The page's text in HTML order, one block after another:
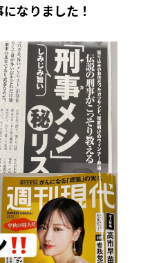
なりました！